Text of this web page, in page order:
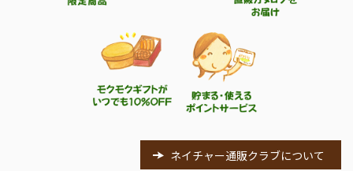
ネイチャー通販クラブについて